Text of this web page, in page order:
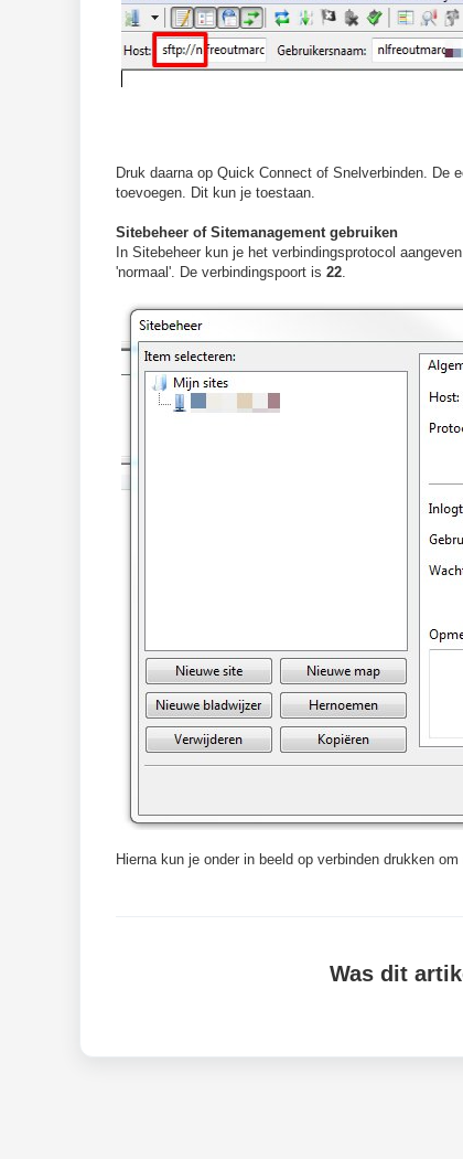
Druk daarna op Quick Connect of Snelverbinden.
toevoegen. Dit kun je toestaan.
Sitebeheer of Sitemanagement gebruiken
In Sitebeheer kun je het verbindingsprotocol
'normaal'. De verbindingspoort is 22.
Hierna kun je onder in beeld op verbinden drukken
Was dit